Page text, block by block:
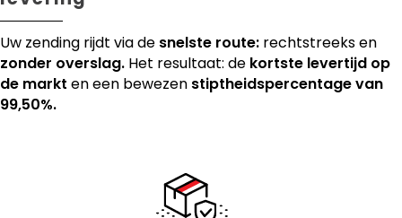
Uw zending rijdt via de snelste route: rechtstreeks en
zonder overslag. Het resultaat: de kortste levertijd op
de markt en een bewezen stiptheidspercentage van
99,50%.